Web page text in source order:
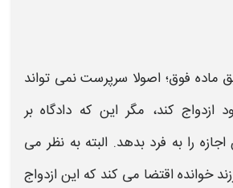
ماده فوق؛ اصولا سرپرست نمی تواند
ازدواج کند، مگر این که دادگاه بر
را به فرد بدهد. البته به نظر می
خواندهاقتضا می کند که این ازدواج